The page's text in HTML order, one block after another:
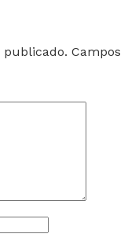
publicado. Campos